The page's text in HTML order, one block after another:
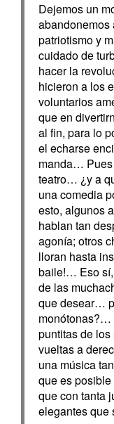
Dejemos un
abandonemos
patriotismo y
cuidado de
hacer la
hicieron a los
voluntarios
que en
al fin, para lo
el echarse
manda…
teatro… ¿y a
una comedia
esto, algunos
hablan tan
agonía; otros
lloran hasta
baile!… Eso sí,
de las
que desear…
monótonas?…
puntitas de
vueltas a
una música
que es
que con tanta
elegantes que